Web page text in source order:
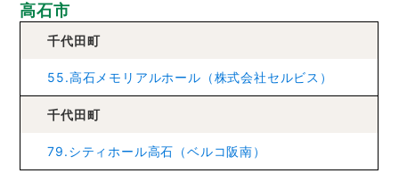
高石市
千代田町
55.高石メモリアルホール（株式会社セルビス）
千代田町
79.シティホール高石（ベルコ阪南）